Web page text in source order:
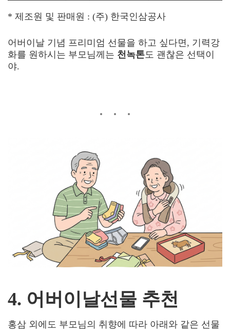
* 제조원 및 판매원 : (주) 한국인삼공사
어버이날 기념 프리미엄 선물을 하고 싶다면, 기력강
화를 원하시는 부모님께는 천녹톤도 괜찮은 선택이
야.
4. 어버이날선물 추천
홍삼 외에도 부모님의 취향에 따라 아래와 같은 선물